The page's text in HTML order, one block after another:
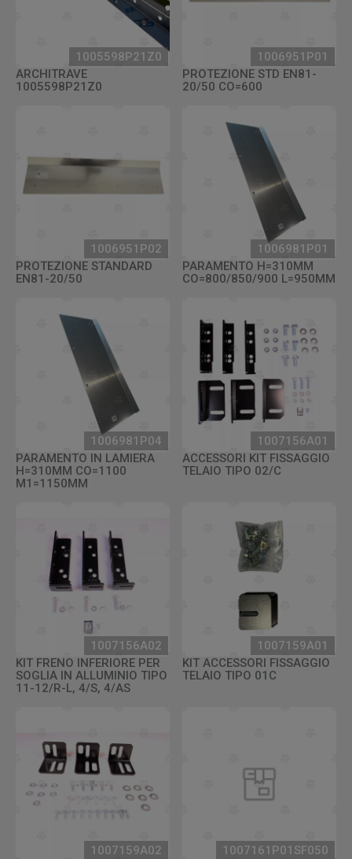
1005598P21Z0
ARCHITRAVE
1005598P21Z0
1006951P01
PROTEZIONE STD EN81-
20/50 CO=600
1006951P02
PROTEZIONE STANDARD
EN81-20/50
1006981P01
PARAMENTO H=310MM
CO=800/850/900 L=950MM
1006981P04
PARAMENTO IN LAMIERA
H=310MM CO=1100
M1=1150MM
1007156A01
ACCESSORI KIT FISSAGGIO
TELAIO TIPO 02/C
1007156A02
KIT FRENO INFERIORE PER
SOGLIA IN ALLUMINIO TIPO
11-12/R-L, 4/S, 4/AS
1007159A01
KIT ACCESSORI FISSAGGIO
TELAIO TIPO 01C
1007159A02
1007161P01SF050